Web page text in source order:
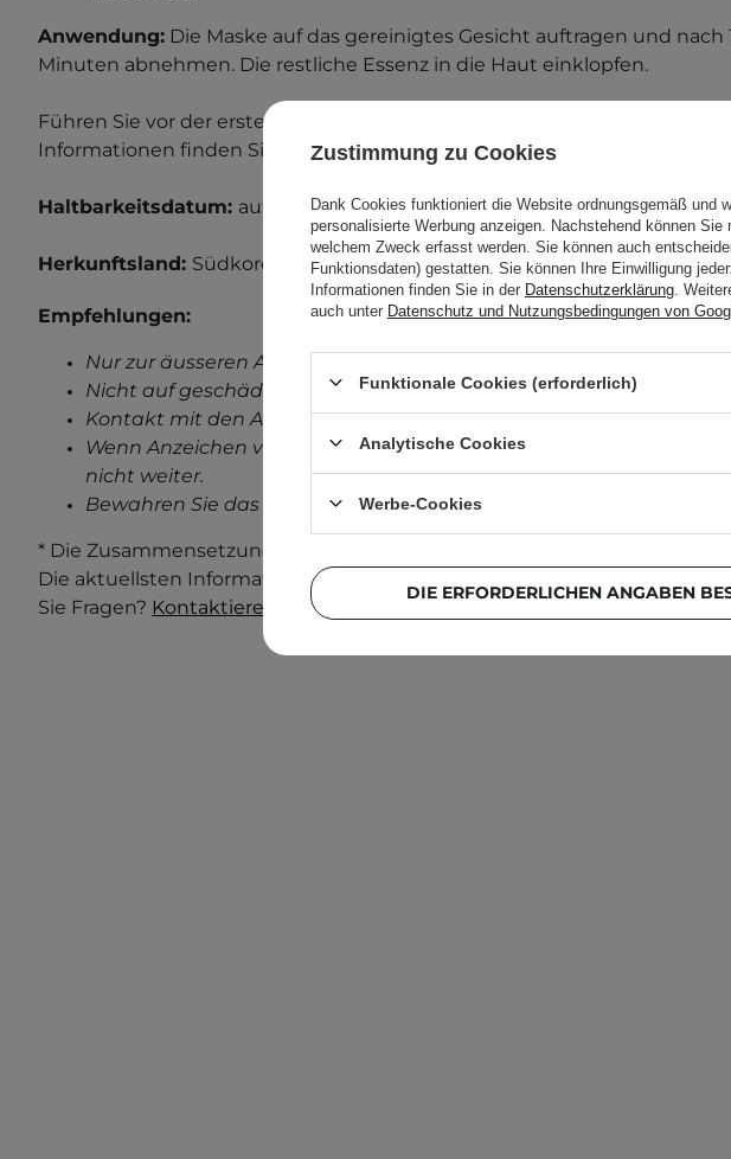
Anwendung: Die Maske auf das gereinigtes Gesicht auftragen und nach
Minuten abnehmen. Die restliche Essenz in die Haut einklopfen.
Führen Sie vor der ersten Anwendung einen Allergietest durch. Weitere
Informationen finden Sie in unserem Beitrag zum Allergietest
Haltbarkeitsdatum: auf der Verpackung.
Herkunftsland: Südkorea.
Empfehlungen:
Nur zur äusseren Anwendung.
Nicht auf geschädigter Haut anwenden.
Kontakt mit den Augen vermeiden.
Wenn Anzeichen von Reizungen auftreten, verwenden Sie das
nicht weiter.
Bewahren Sie das außerhalb der Reichweite von Kindern auf.
* Die Zusammensetzung und Verpackung des Produkts können sich
Die aktuellsten Informationen finden Sie immer auf der Verpackung.
Sie Fragen? Kontaktieren Sie uns.
Zustimmung zu Cookies
Dank Cookies funktioniert die Website ordnungsgemäß und
personalisierte Werbung anzeigen. Nachstehend können
welchem Zweck erfasst werden. Sie können auch
Funktionsdaten) gestatten. Sie können Ihre Einwilligung
Informationen finden Sie in der Datenschutzerklärung .
auch unter Datenschutz und Nutzungsbedingungen von
Funktionale Cookies (erforderlich)
Analytische Cookies
Werbe-Cookies
DIE ERFORDERLICHEN ANGABEN